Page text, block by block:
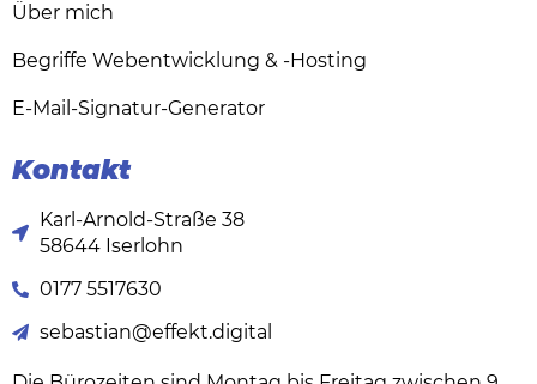
Über mich
Begriffe Webentwicklung & -Hosting
E-Mail-Signatur-Generator
Kontakt
Karl-Arnold-Straße 38
58644 Iserlohn
0177 5517630
sebastian@effekt.digital